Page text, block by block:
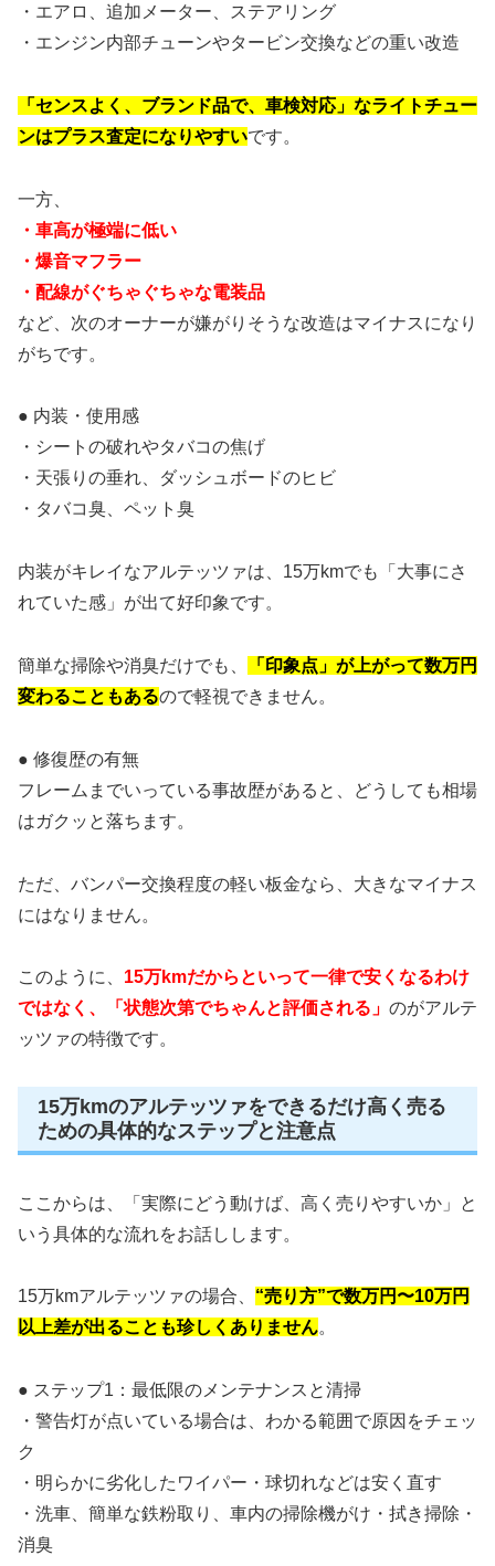
・エアロ、追加メーター、ステアリング
・エンジン内部チューンやタービン交換などの重い改造
「センスよく、ブランド品で、車検対応」なライトチュー
ンはプラス査定になりやすいです。
一方、
・車高が極端に低い
・爆音マフラー
・配線がぐちゃぐちゃな電装品
など、次のオーナーが嫌がりそうな改造はマイナスになり
がちです。
● 内装・使用感
・シートの破れやタバコの焦げ
・天張りの垂れ、ダッシュボードのヒビ
・タバコ臭、ペット臭
内装がキレイなアルテッツァは、15万kmでも「大事にさ
れていた感」が出て好印象です。
簡単な掃除や消臭だけでも、
「印象点」が上がって数万円
変わることもあるので軽視できません。
● 修復歴の有無
フレームまでいっている事故歴があると、どうしても相場
はガクッと落ちます。
ただ、バンパー交換程度の軽い板金なら、大きなマイナス
にはなりません。
このように、 15万kmだからといって一律で安くなるわけ
ではなく、「状態次第でちゃんと評価される」 のがアルテ
ッツァの特徴です。
15万kmのアルテッツァをできるだけ高く売る
ための具体的なステップと注意点
ここからは、「実際にどう動けば、高く売りやすいか」と
いう具体的な流れをお話しします。
15万kmアルテッツァの場合、 “売り方”で数万円〜10万円
以上差が出ることも珍しくありません。
● ステップ1：最低限のメンテナンスと清掃
・警告灯が点いている場合は、わかる範囲で原因をチェッ
ク
・明らかに劣化したワイパー・球切れなどは安く直す
・洗車、簡単な鉄粉取り、車内の掃除機がけ・拭き掃除・
消臭